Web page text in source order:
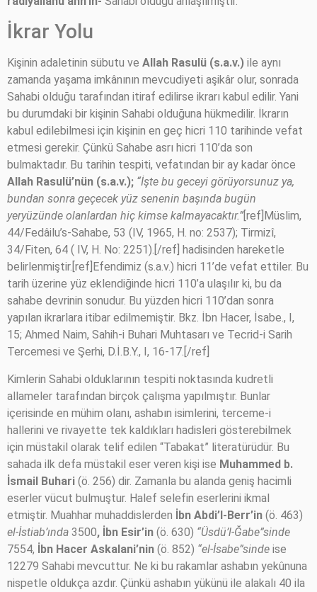
İkrar Yolu
Kişinin adaletinin sübutu ve Allah Rasulü (s.a.v.) ile aynı
zamanda yaşama imkânının mevcudiyeti aşikâr olur, sonrada
Sahabi olduğu tarafından itiraf edilirse ikrarı kabul edilir. Yani
bu durumdaki bir kişinin Sahabi olduğuna hükmedilir. İkrarın
kabul edilebilmesi için kişinin en geç hicri 110 tarihinde vefat
etmesi gerekir. Çünkü Sahabe asrı hicri 110’da son
bulmaktadır. Bu tarihin tespiti, vefatından bir ay kadar önce
Allah Rasulü’nün (s.a.v.); “İşte bu geceyi görüyorsunuz ya,
bundan sonra geçecek yüz senenin başında bugün
yeryüzünde olanlardan hiç kimse kalmayacaktır.” [ref]Müslim,
44/Fedâilu’s-Sahabe, 53 (IV, 1965, H. no: 2537); Tirmizî,
34/Fiten, 64 ( IV, H. No: 2251).[/ref] hadisinden hareketle
belirlenmiştir.[ref]Efendimiz (s.a.v.) hicri 11’de vefat ettiler. Bu
tarih üzerine yüz eklendiğinde hicri 110’a ulaşılır ki, bu da
sahabe devrinin sonudur. Bu yüzden hicri 110’dan sonra
yapılan ikrarlara itibar edilmemiştir. Bkz. İbn Hacer, İsabe., I,
15; Ahmed Naim, Sahih-i Buhari Muhtasarı ve Tecrid-i Sarih
Tercemesi ve Şerhi, D.İ.B.Y., I, 16-17.[/ref]
Kimlerin Sahabi olduklarının tespiti noktasında kudretli
allameler tarafından birçok çalışma yapılmıştır. Bunlar
içerisinde en mühim olanı, ashabın isimlerini, terceme-i
hallerini ve rivayette tek kaldıkları hadisleri gösterebilmek
için müstakil olarak telif edilen “Tabakat” literatürüdür. Bu
sahada ilk defa müstakil eser veren kişi ise Muhammed b.
İsmail Buhari (ö. 256) dir. Zamanla bu alanda geniş hacimli
eserler vücut bulmuştur. Halef selefin eserlerini ikmal
etmiştir. Muahhar muhaddislerden İbn Abdi’l-Berr’in (ö. 463)
el-İstiab’ında 3500, İbn Esir’in (ö. 630) “Üsdü’l-Ğabe”sinde
7554, İbn Hacer Askalani’nin (ö. 852) “el-İsabe”sinde ise
12279 Sahabi mevcuttur. Ne ki bu rakamlar ashabın yekûnuna
nispetle oldukça azdır. Çünkü ashabın yükünü ile alakalı 40 ila